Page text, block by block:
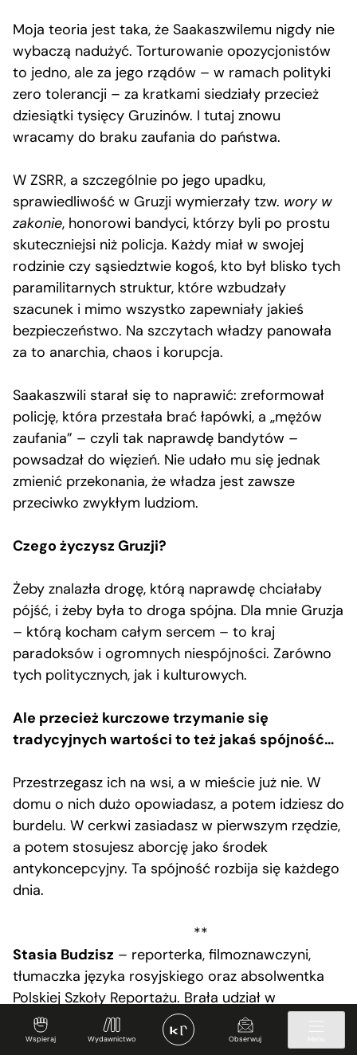
Wspieraj Wydawnictwo Obserwuj
Moja teoria jest taka, że Saakaszwilemu nigdy nie
wybaczą nadużyć. Torturowanie opozycjonistów
to jedno, ale za jego rządów – w ramach polityki
zero tolerancji – za kratkami siedziały przecież
dziesiątki tysięcy Gruzinów. I tutaj znowu
wracamy do braku zaufania do państwa.
W ZSRR, a szczególnie po jego upadku,
sprawiedliwość w Gruzji wymierzały tzw. wory w
zakonie, honorowi bandyci, którzy byli po prostu
skuteczniejsi niż policja. Każdy miał w swojej
rodzinie czy sąsiedztwie kogoś, kto był blisko tych
paramilitarnych struktur, które wzbudzały
szacunek i mimo wszystko zapewniały jakieś
bezpieczeństwo. Na szczytach władzy panowała
za to anarchia, chaos i korupcja.
Saakaszwili starał się to naprawić: zreformował
policję, która przestała brać łapówki, a „mężów
zaufania” – czyli tak naprawdę bandytów –
powsadzał do więzień. Nie udało mu się jednak
zmienić przekonania, że władza jest zawsze
przeciwko zwykłym ludziom.
Czego życzysz Gruzji?
Żeby znalazła drogę, którą naprawdę chciałaby
pójść, i żeby była to droga spójna. Dla mnie Gruzja
– którą kocham całym sercem – to kraj
paradoksów i ogromnych niespójności. Zarówno
tych politycznych, jak i kulturowych.
Ale przecież kurczowe trzymanie się
tradycyjnych wartości to też jakaś spójność…
Przestrzegasz ich na wsi, a w mieście już nie. W
domu o nich dużo opowiadasz, a potem idziesz do
burdelu. W cerkwi zasiadasz w pierwszym rzędzie,
a potem stosujesz aborcję jako środek
antykoncepcyjny. Ta spójność rozbija się każdego
dnia.
**
Stasia Budzisz – reporterka, filmoznawczyni,
tłumaczka języka rosyjskiego oraz absolwentka
Polskiej Szkoły Reportażu. Brała udział w
socjologiczno-reporterskim projekcie Światła
Małego Miasta i jest współzałożycielką grupy